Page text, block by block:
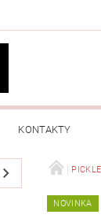
KONTAKTY
NOVINKA